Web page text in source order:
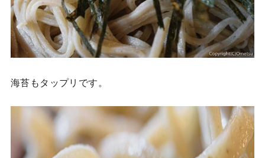
海苔もタップリです。